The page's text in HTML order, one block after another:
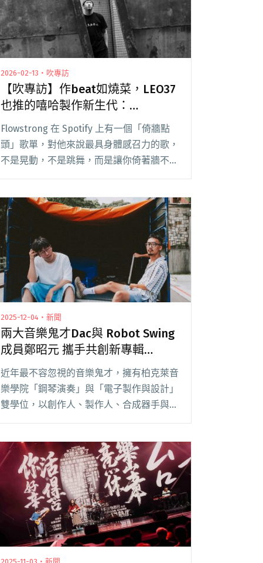
2026-02-13・吹專訪
【吹專訪】作beat如燒菜，LEO37
也推的嘻哈製作新生代：
Flowstrong談二專《流水席
Flow’s Banquet》
Flowstrong 在 Spotify 上有一個「倚牆點
頭」歌單，對他來說最具身體感召力的歌，
不是晃動，不是跳舞，而是讓你倚著牆不自
前，示範點頭給我看，輕鬆寫意，靜閱讀全
文 "【吹專訪】作beat如燒菜，LEO37也推
的嘻哈製作新生代：Flowstrong談二專
《流水席 Flow’s Banquet》"
2025-12-04・新聞
兩大音樂鬼才Dac與 Robot Swing
成員鄭昭元 攜手共創新專輯
《Enough》
近年最不容忽視的音樂鬼才，擁有柏克萊音
樂學院「鋼琴演奏」與「電子製作與設計」
雙學位，以創作人、製作人、合成器手與歌
修、李英宏、夜貓組等多名音樂人的作品製
作，也是 閱讀全文 "兩大音樂鬼才Dac與
Robot Swing成員鄭昭元 攜手共創新專輯
《Enough》"